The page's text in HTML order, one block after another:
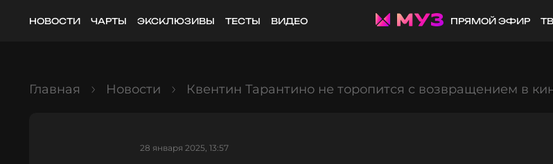
НОВОСТИ ЧАРТЫ ЭКСКЛЮЗИВЫ ТЕСТЫ ВИДЕО ПРЯМОЙ ЭФИР
Главная Новости Квентин Тарантино не торопится с возвращением в
28 января 2025, 13:57